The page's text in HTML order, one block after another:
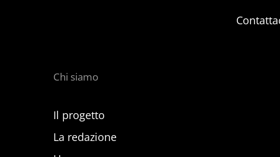
Chi siamo
Il progetto
La redazione